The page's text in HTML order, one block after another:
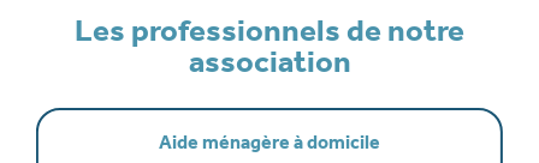
Les professionnels de notre
association
Auxiliaire de vie